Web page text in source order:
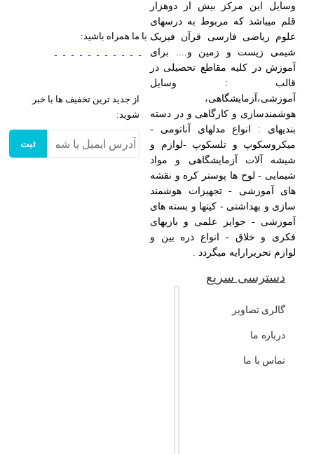
وسایل این مرکز بیش از دوهزار
قلم میباشد که مربوط به درسهای
علوم ریاضی فارسی قرآن فیزیک
شیمی زیست و زمین و.... برای
آموزش در کلیه مقاطع تحصیلی در
قالب : وسایل
آموزشی،آزمایشگاهی،
هوشمندسازی و کارگاهی و در دسته
بندیهای : انواع مدلهای آناتومی -
میکروسکوپ و تلسکوپ -لوازم و
شیشه آلات آزمایشگاهی و مواد
شیمایی - لوح ها پوستر کره و نقشه
های آموزشی - تجهیزات هوشمند
سازی و بهداشتی - کیتها و بسته های
آموزشی - جوایز علمی و بازیهای
فکری و خلاق - انواع ذره بین و
لوازم تحریرارایه میگردد .
دسترسی سریع
گالری تصاویر
درباره ما
تماس با ما
با ما همراه باشید:
از جدید ترین تخفیف ها با خبر
شوید:
ثبت